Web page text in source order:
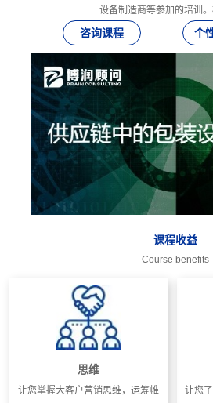
设备制造商等参加的培训
咨询课程 个
课程收益
Course benefits
思维
让您掌握大客户营销思维，运筹帷
让您